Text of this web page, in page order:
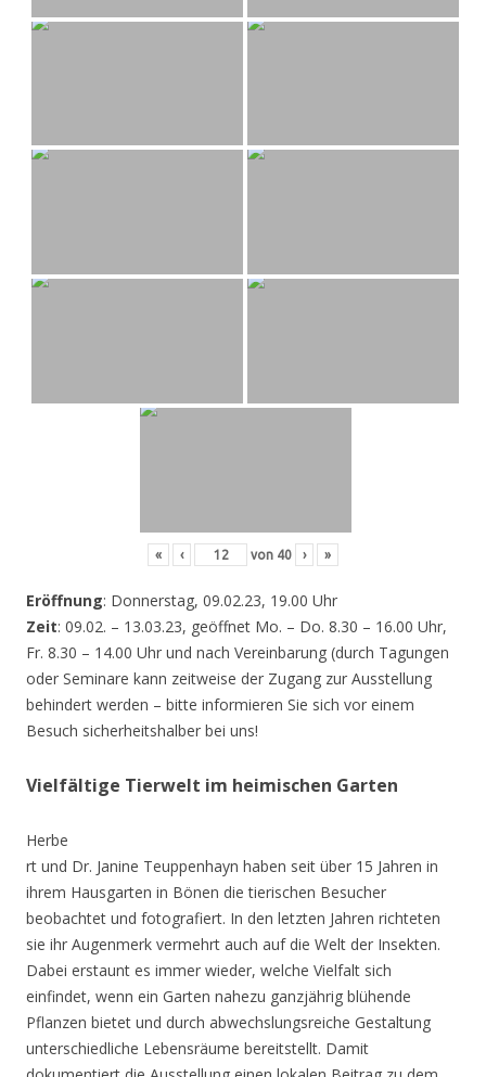
« ‹ von 40 › »
Eröffnung: Donnerstag, 09.02.23, 19.00 Uhr
Zeit: 09.02. – 13.03.23, geöffnet Mo. – Do. 8.30 – 16.00 Uhr,
Fr. 8.30 – 14.00 Uhr und nach Vereinbarung (durch Tagungen
oder Seminare kann zeitweise der Zugang zur Ausstellung
behindert werden – bitte informieren Sie sich vor einem
Besuch sicherheitshalber bei uns!
Vielfältige Tierwelt im heimischen Garten
Herbe
rt und Dr. Janine Teuppenhayn haben seit über 15 Jahren in
ihrem Hausgarten in Bönen die tierischen Besucher
beobachtet und fotografiert. In den letzten Jahren richteten
sie ihr Augenmerk vermehrt auch auf die Welt der Insekten.
Dabei erstaunt es immer wieder, welche Vielfalt sich
einfindet, wenn ein Garten nahezu ganzjährig blühende
Pflanzen bietet und durch abwechslungsreiche Gestaltung
unterschiedliche Lebensräume bereitstellt. Damit